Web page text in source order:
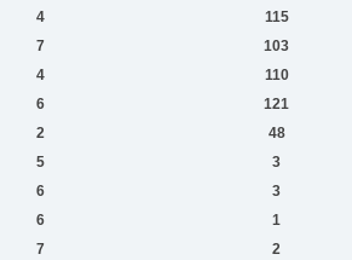
4
115
7
103
4
110
6
121
2
48
5
3
6
3
6
1
7
2